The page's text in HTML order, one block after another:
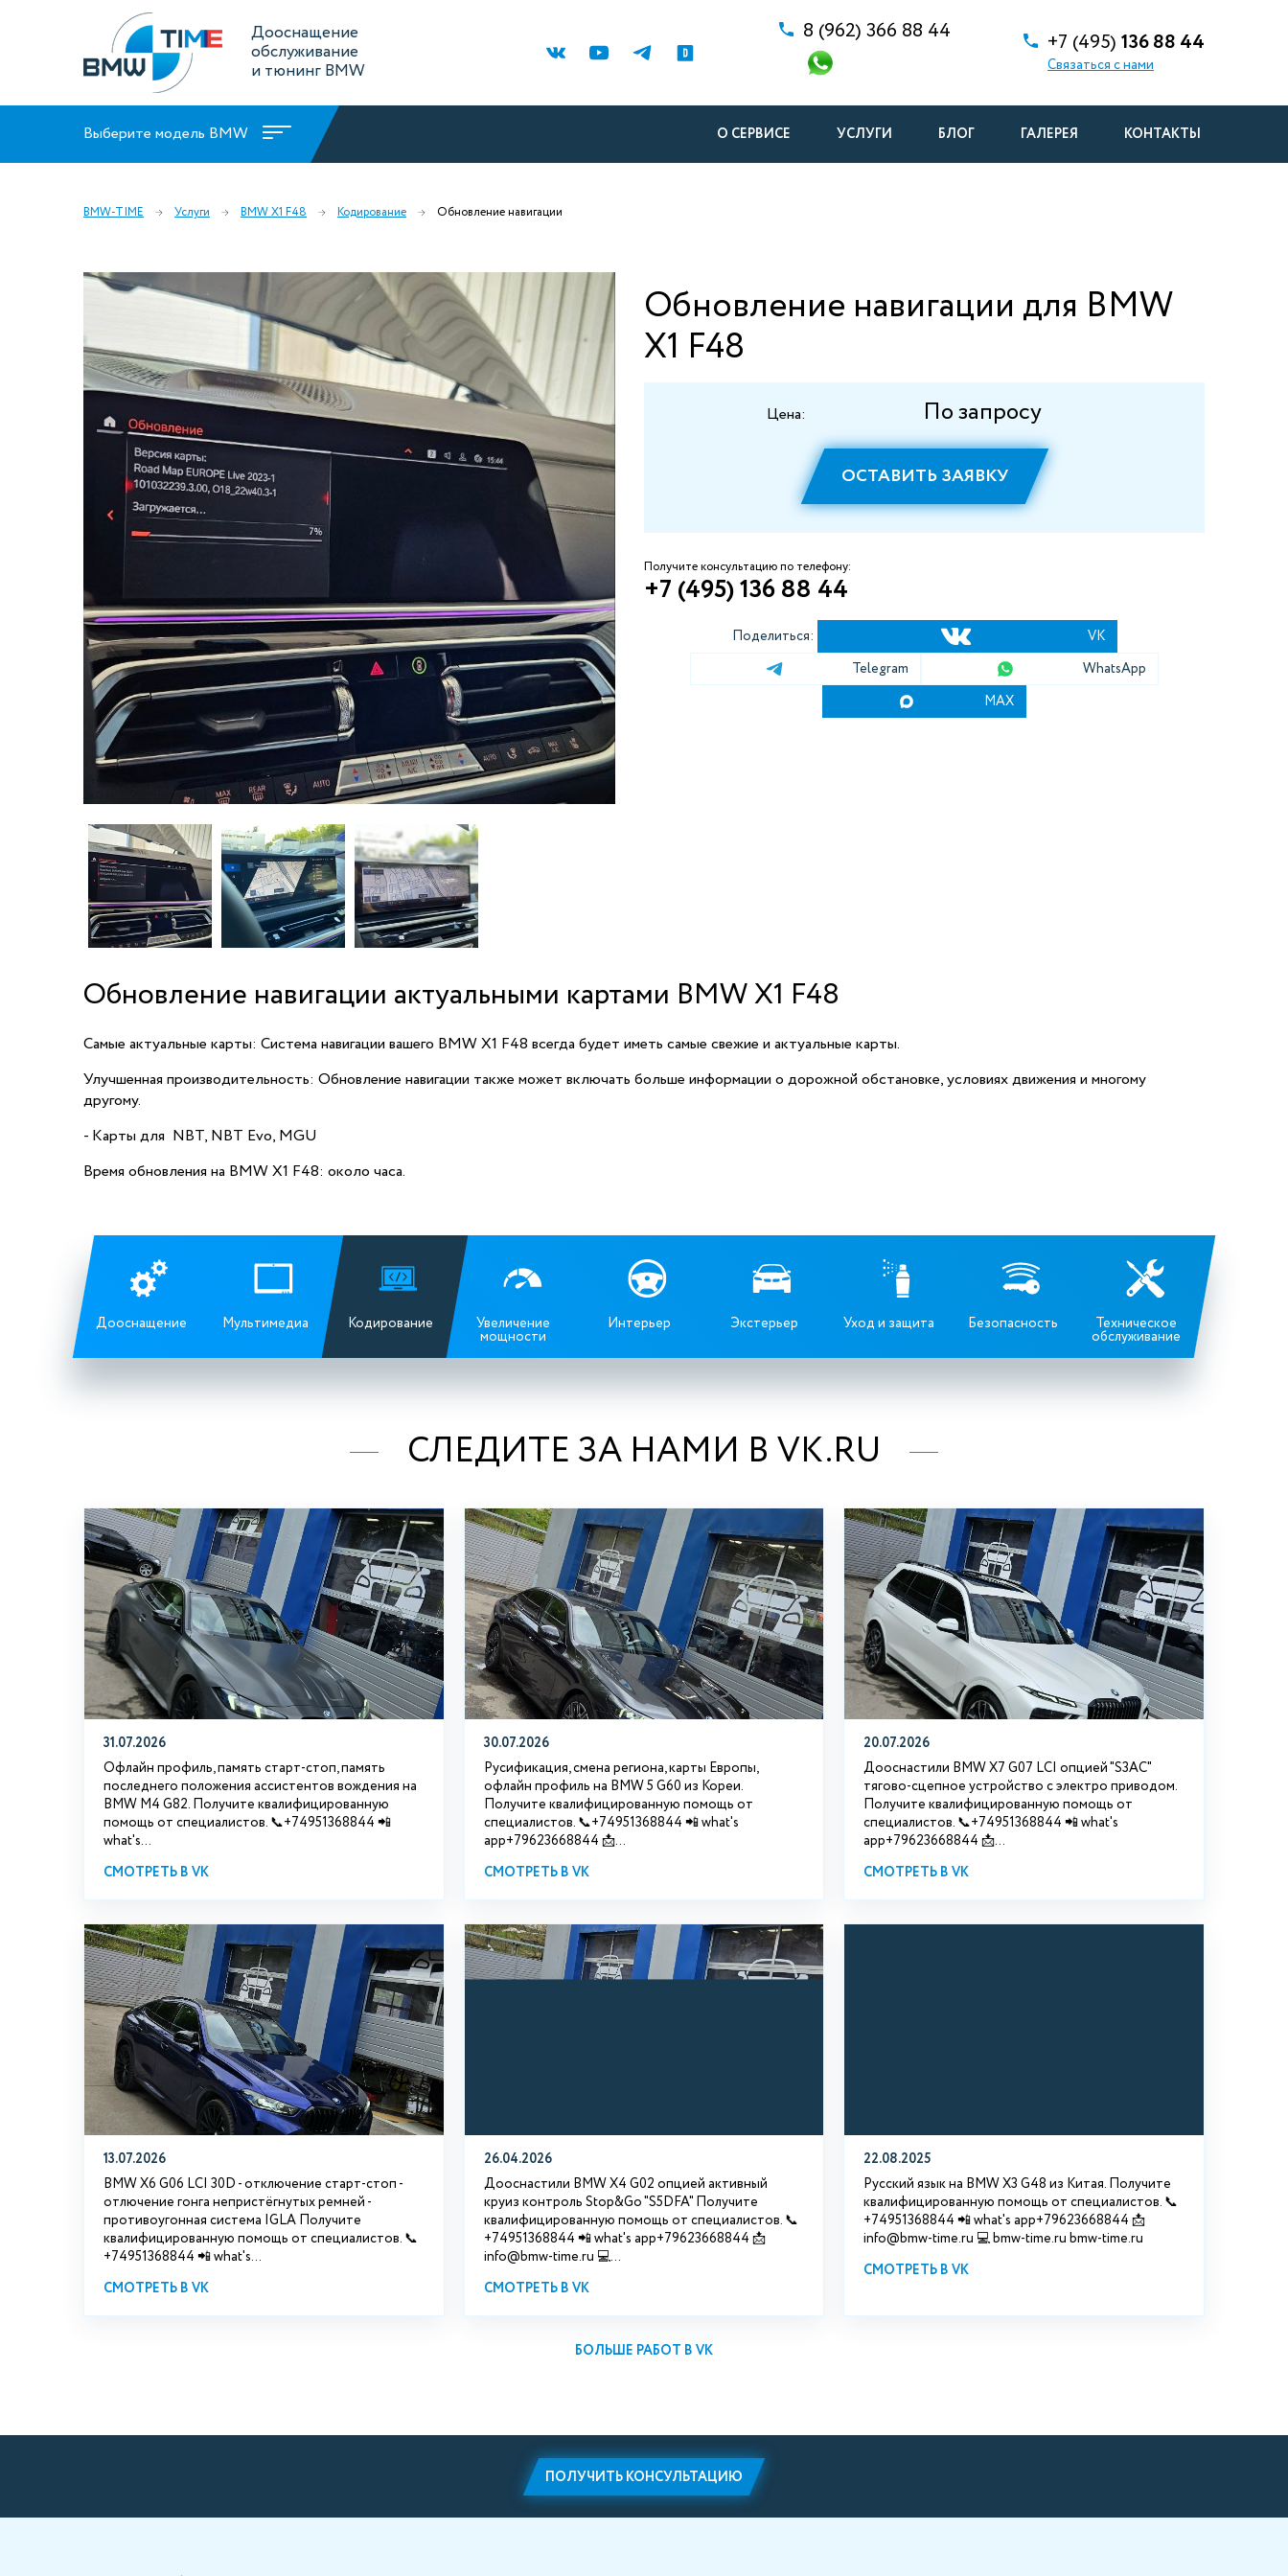
Дооснащение
обслуживание
и тюнинг BMW
8 (962) 366 88 44 +7 (495) 136 88 44
Связаться с нами
Выберите модель BMW О СЕРВИСЕ УСЛУГИ БЛОГ ГАЛЕРЕЯ КОНТАКТЫ
BMW-TIME Услуги BMW X1 F48 Кодирование Обновление навигации
Обновление навигации для BMW
X1 F48
Цена: По запросу
ОСТАВИТЬ ЗАЯВКУ
Получите консультацию по телефону:
+7 (495) 136 88 44
Поделиться:
VK
Telegram
WhatsApp
MAX
Обновление навигации актуальными картами BMW X1 F48
Самые актуальные карты: Система навигации вашего BMW X1 F48 всегда будет иметь самые свежие и актуальные карты.
Улучшенная производительность: Обновление навигации также может включать больше информации о дорожной обстановке, условиях движения и многому
другому.
- Карты для NBT, NBT Evo, MGU
Время обновления на BMW X1 F48: около часа.
Дооснащение Мультимедиа Кодирование Увеличение
мощности
Интерьер Экстерьер Уход и защита Безопасность Техническое
обслуживание
СЛЕДИТЕ ЗА НАМИ В VK.RU
31.07.2026
Офлайн профиль, память старт-стоп, память
последнего положения ассистентов вождения на
BMW М4 G82. Получите квалифицированную
помощь от специалистов. 📞+74951368844 📲
what's...
СМОТРЕТЬ В VK
30.07.2026
Русификация, смена региона, карты Европы,
офлайн профиль на BMW 5 G60 из Кореи.
Получите квалифицированную помощь от
специалистов. 📞+74951368844 📲 what's
app+79623668844 📩...
СМОТРЕТЬ В VK
20.07.2026
Дооснастили BMW Х7 G07 LCI опцией "S3АС"
тягово-сцепное устройство с электро приводом.
Получите квалифицированную помощь от
специалистов. 📞+74951368844 📲 what's
app+79623668844 📩...
СМОТРЕТЬ В VK
13.07.2026
BMW X6 G06 LCI 30D - отключение старт-стоп -
отлючение гонга непристёгнутых ремней -
противоугонная система IGLA Получите
квалифицированную помощь от специалистов. 📞
+74951368844 📲 what's...
СМОТРЕТЬ В VK
26.04.2026
Дооснастили BMW X4 G02 опцией активный
круиз контроль Stop&Go "S5DFA" Получите
квалифицированную помощь от специалистов. 📞
+74951368844 📲 what's app+79623668844 📩
info@bmw-time.ru 💻...
СМОТРЕТЬ В VK
22.08.2025
Русский язык на BMW X3 G48 из Китая. Получите
квалифицированную помощь от специалистов. 📞
+74951368844 📲 what's app+79623668844 📩
info@bmw-time.ru 💻 bmw-time.ru bmw-time.ru
СМОТРЕТЬ В VK
БОЛЬШЕ РАБОТ В VK
ПОЛУЧИТЬ КОНСУЛЬТАЦИЮ